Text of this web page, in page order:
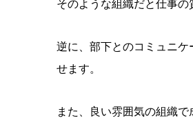
そのような組織だと仕事の
逆に、部下とのコミュニ
せます。
また、良い雰囲気の組織